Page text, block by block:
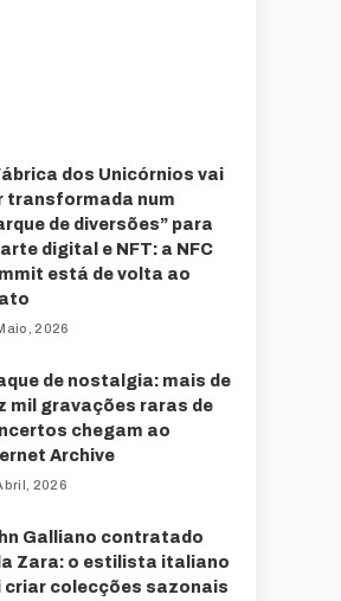
dos Unicórnios vai
transformada num
de diversões” para
arte digital e NFT: a NFC
está de volta ao
2026
de nostalgia: mais de
mil gravações raras de
chegam ao
Archive
2026
Galliano contratado
Zara: o estilista italiano
criar colecções sazonais